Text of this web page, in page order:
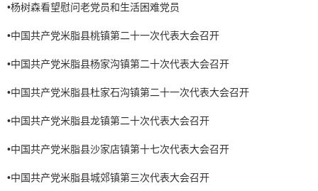
•杨树森看望慰问老党员和生活困难党员
•中国共产党米脂县桃镇第二十一次代表大会召开
•中国共产党米脂县杨家沟镇第二十次代表大会召开
•中国共产党米脂县杜家石沟镇第二十一次代表大会召开
•中国共产党米脂县龙镇第二十次代表大会召开
•中国共产党米脂县沙家店镇第十七次代表大会召开
•中国共产党米脂县城郊镇第三次代表大会召开